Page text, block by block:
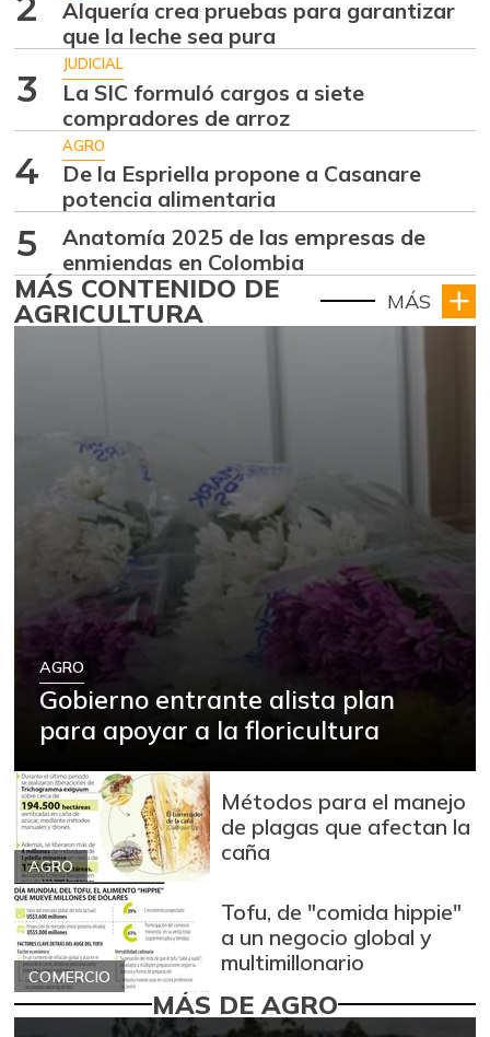
Alquería crea pruebas para garantizar
que la leche sea pura
3
JUDICIAL
La SIC formuló cargos a siete
compradores de arroz
4
AGRO
De la Espriella propone a Casanare
potencia alimentaria
5
Anatomía 2025 de las empresas de
enmiendas en Colombia
MÁS CONTENIDO DE
AGRICULTURA MÁS
AGRO
Gobierno entrante alista plan
para apoyar a la floricultura
AGRO
Métodos para el manejo
de plagas que afectan la
caña
COMERCIO
Tofu, de "comida hippie"
a un negocio global y
multimillonario
MÁS DE AGRO